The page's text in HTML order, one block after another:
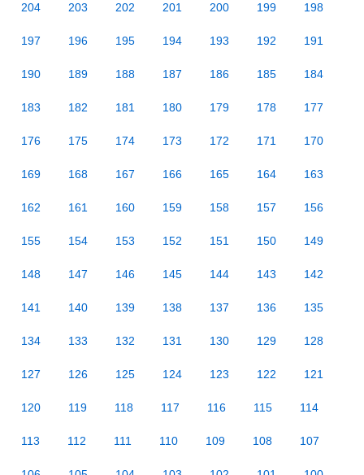
204 203 202 201 200 199 198
197 196 195 194 193 192 191
190 189 188 187 186 185 184
183 182 181 180 179 178 177
176 175 174 173 172 171 170
169 168 167 166 165 164 163
162 161 160 159 158 157 156
155 154 153 152 151 150 149
148 147 146 145 144 143 142
141 140 139 138 137 136 135
134 133 132 131 130 129 128
127 126 125 124 123 122 121
120 119 118 117 116 115 114
113 112 111 110 109 108 107